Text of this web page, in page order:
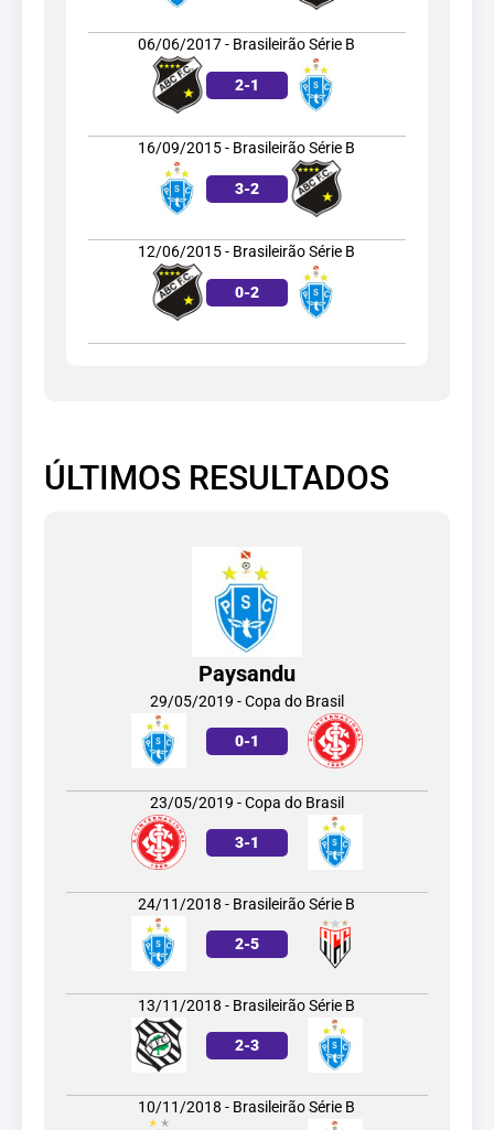
06/06/2017 - Brasileirão Série B
2-1
16/09/2015 - Brasileirão Série B
3-2
12/06/2015 - Brasileirão Série B
0-2
ÚLTIMOS RESULTADOS
Paysandu
29/05/2019 - Copa do Brasil
0-1
23/05/2019 - Copa do Brasil
3-1
24/11/2018 - Brasileirão Série B
2-5
13/11/2018 - Brasileirão Série B
2-3
10/11/2018 - Brasileirão Série B